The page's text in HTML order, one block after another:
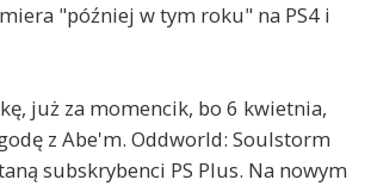
"później w tym roku" na PS4 i
już za momencik, bo 6 kwietnia,
z Abe'm. Oddworld: Soulstorm
subskrybenci PS Plus. Na nowym